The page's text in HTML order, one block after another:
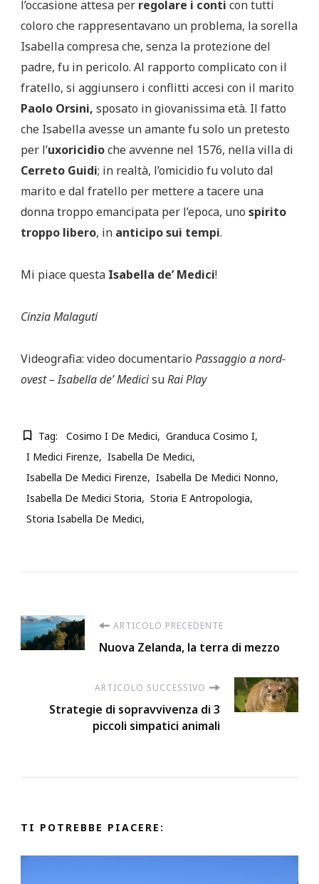
l’occasione attesa per regolare i conti con tutti
coloro che rappresentavano un problema, la sorella
Isabella compresa che, senza la protezione del
padre, fu in pericolo. Al rapporto complicato con il
fratello, si aggiunsero i conflitti accesi con il marito
Paolo Orsini, sposato in giovanissima età. Il fatto
che Isabella avesse un amante fu solo un pretesto
per l’uxoricidioche avvenne nel 1576, nella villa di
Cerreto Guidi; in realtà, l’omicidio fu voluto dal
marito e dal fratello per mettere a tacere una
donna troppo emancipata per l’epoca, uno spirito
troppo libero, in anticipo sui tempi.
Mi piace questa Isabella de’ Medici!
Cinzia Malaguti
Videografia: video documentario Passaggio a nord-
ovest – Isabella de’ MedicisuRai Play
Tag: Cosimo I De Medici
Granduca Cosimo I
I Medici Firenze
Isabella De Medici
Isabella De Medici Firenze
Isabella De Medici Nonno
Isabella De Medici Storia
Storia E Antropologia
Storia Isabella De Medici
Navigazione
ARTICOLO PRECEDENTE
Nuova Zelanda, la terra di mezzo
ARTICOLO SUCCESSIVO
Strategie di sopravvivenza di 3
piccoli simpatici animali
TI POTREBBE PIACERE: